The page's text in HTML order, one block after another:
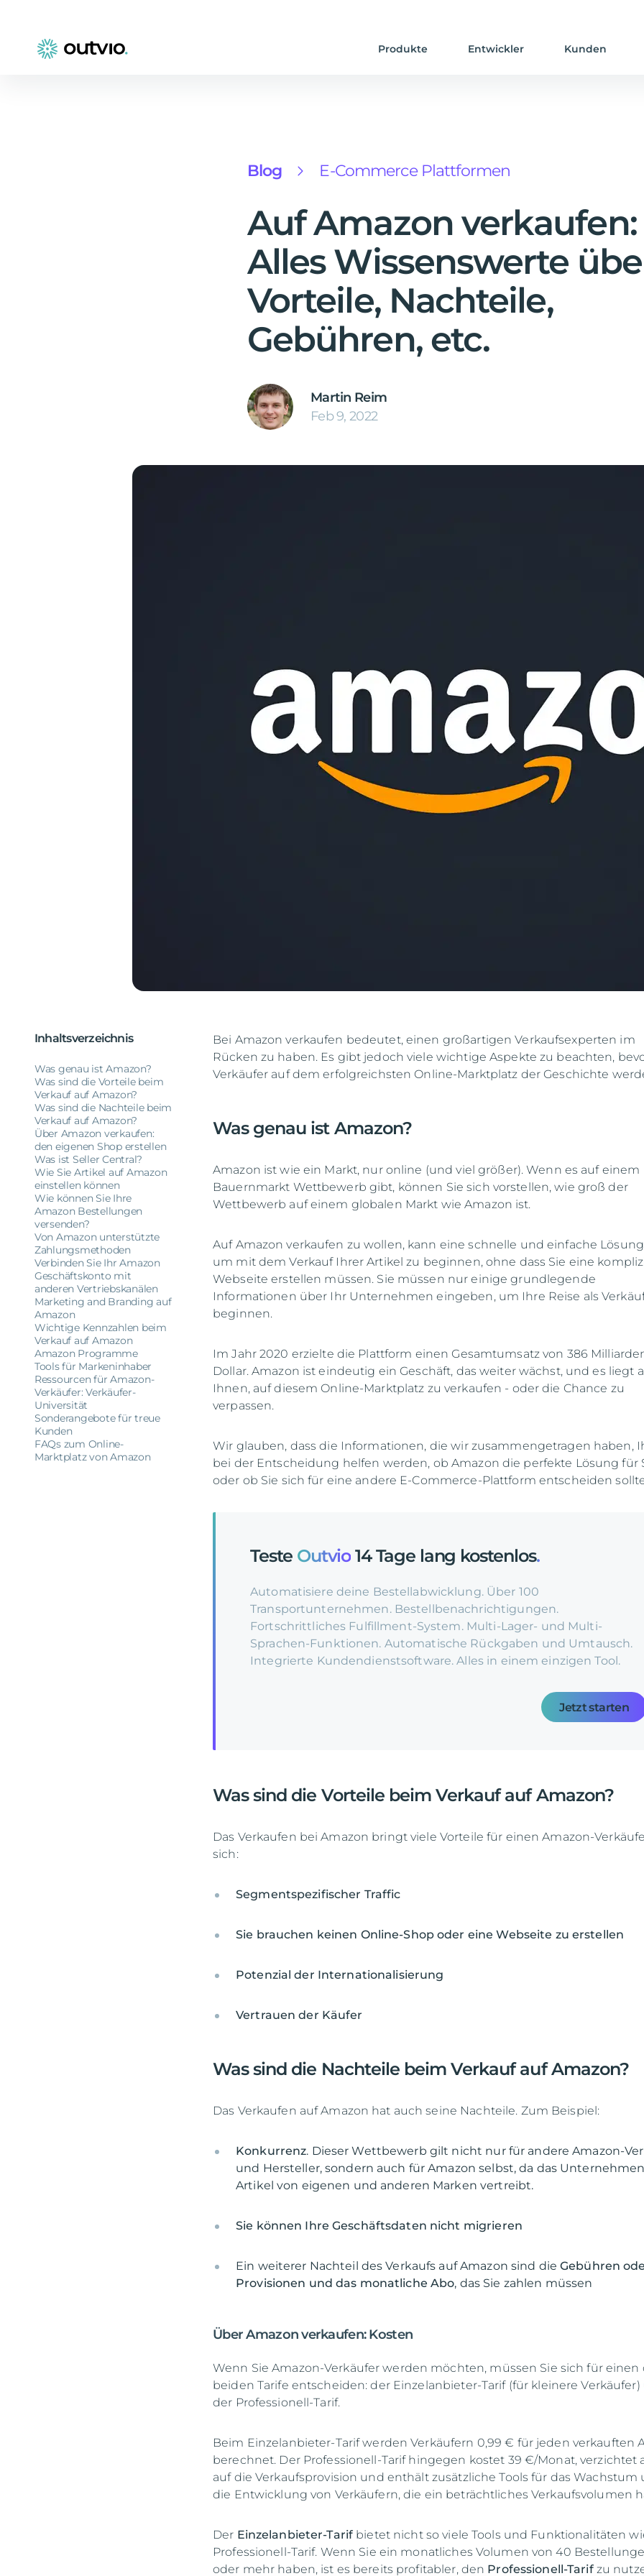
Produkte Entwickler Kunden
Blog E-Commerce Plattformen
Auf Amazon verkaufen:
Alles Wissenswerte
Vorteile, Nachteile,
Gebühren, etc.
Martin Reim
Feb 9, 2022
Inhaltsverzeichnis
Was genau ist Amazon?
Was sind die Vorteile beim
Verkauf auf Amazon?
Was sind die Nachteile beim
Verkauf auf Amazon?
Über Amazon verkaufen:
den eigenen Shop erstellen
Was ist Seller Central?
Wie Sie Artikel auf Amazon
einstellen können
Wie können Sie Ihre
Amazon Bestellungen
versenden?
Von Amazon unterstützte
Zahlungsmethoden
Verbinden Sie Ihr Amazon
Geschäftskonto mit
anderen Vertriebskanälen
Marketing and Branding auf
Amazon
Wichtige Kennzahlen beim
Verkauf auf Amazon
Amazon Programme
Tools für Markeninhaber
Ressourcen für Amazon-
Verkäufer: Verkäufer-
Universität
Sonderangebote für treue
Kunden
FAQs zum Online-
Marktplatz von Amazon
Bei Amazon verkaufen bedeutet, einen großartigen Verkaufsexperten im
Rücken zu haben. Es gibt jedoch viele wichtige Aspekte zu beachten,
Verkäufer auf dem erfolgreichsten Online-Marktplatz der Geschichte
Was genau ist Amazon?
Amazon ist wie ein Markt, nur online (und viel größer). Wenn es auf einem
Bauernmarkt Wettbewerb gibt, können Sie sich vorstellen, wie groß der
Wettbewerb auf einem globalen Markt wie Amazon ist.
Auf Amazon verkaufen zu wollen, kann eine schnelle und einfache
um mit dem Verkauf Ihrer Artikel zu beginnen, ohne dass Sie eine
Webseite erstellen müssen. Sie müssen nur einige grundlegende
Informationen über Ihr Unternehmen eingeben, um Ihre Reise als
beginnen.
Im Jahr 2020 erzielte die Plattform einen Gesamtumsatz von 386
Dollar. Amazon ist eindeutig ein Geschäft, das weiter wächst, und es liegt
Ihnen, auf diesem Online-Marktplatz zu verkaufen - oder die Chance zu
verpassen.
Wir glauben, dass die Informationen, die wir zusammengetragen haben,
bei der Entscheidung helfen werden, ob Amazon die perfekte Lösung für
oder ob Sie sich für eine andere E-Commerce-Plattform entscheiden
Teste Outvio 14 Tage lang kostenlos.
Automatisiere deine Bestellabwicklung. Über 100
Transportunternehmen. Bestellbenachrichtigungen.
Fortschrittliches Fulfillment-System. Multi-Lager- und Multi-
Sprachen-Funktionen. Automatische Rückgaben und Umtausch.
Integrierte Kundendienstsoftware. Alles in einem einzigen Tool.
Jetzt starten
Was sind die Vorteile beim Verkauf auf Amazon?
Das Verkaufen bei Amazon bringt viele Vorteile für einen Amazon-
sich:
Segmentspezifischer Traffic
Sie brauchen keinen Online-Shop oder eine Webseite zu erstellen
Potenzial der Internationalisierung
Vertrauen der Käufer
Was sind die Nachteile beim Verkauf auf Amazon?
Das Verkaufen auf Amazon hat auch seine Nachteile. Zum Beispiel:
Konkurrenz. Dieser Wettbewerb gilt nicht nur für andere Amazon-
und Hersteller, sondern auch für Amazon selbst, da das Unternehmen
Artikel von eigenen und anderen Marken vertreibt.
Sie können Ihre Geschäftsdaten nicht migrieren
Ein weiterer Nachteil des Verkaufs auf Amazon sind dieGebühren
Provisionen und das monatliche Abo, das Sie zahlen müssen
Über Amazon verkaufen: Kosten
Wenn Sie Amazon-Verkäufer werden möchten, müssen Sie sich für einen
beiden Tarife entscheiden: der Einzelanbieter-Tarif (für kleinere Verkäufer)
der Professionell-Tarif.
Beim Einzelanbieter-Tarif werden Verkäufern 0,99 € für jeden verkauften
berechnet. Der Professionell-Tarif hingegen kostet 39 €/Monat, verzichtet
auf die Verkaufsprovision und enthält zusätzliche Tools für das Wachstum
die Entwicklung von Verkäufern, die ein beträchtliches Verkaufsvolumen
Der Einzelanbieter-Tarif bietet nicht so viele Tools und Funktionalitäten
Professionell-Tarif. Wenn Sie ein monatliches Volumen von 40
oder mehr haben, ist es bereits profitabler, den Professionell-Tarifzu